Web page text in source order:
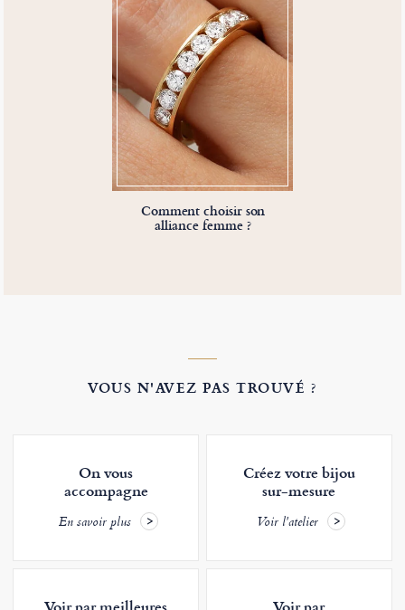
Comment choisir son
alliance femme ?
VOUS N'AVEZ PAS TROUVÉ ?
On vous
accompagne
En savoir plus
Créez votre bijou
sur-mesure
Voir l'atelier
Voir par meilleures
Voir par